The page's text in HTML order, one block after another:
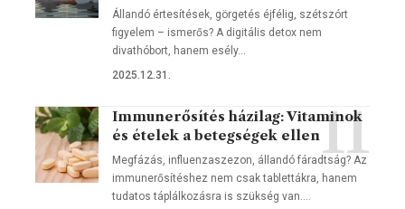
Állandó értesítések, görgetés éjfélig, szétszórt
figyelem – ismerős? A digitális detox nem
divathóbort, hanem esély…
2025.12.31.
Immunerősítés házilag: Vitaminok
és ételek a betegségek ellen
Megfázás, influenzaszezon, állandó fáradtság? Az
immunerősítéshez nem csak tablettákra, hanem
tudatos táplálkozásra is szükség van.…